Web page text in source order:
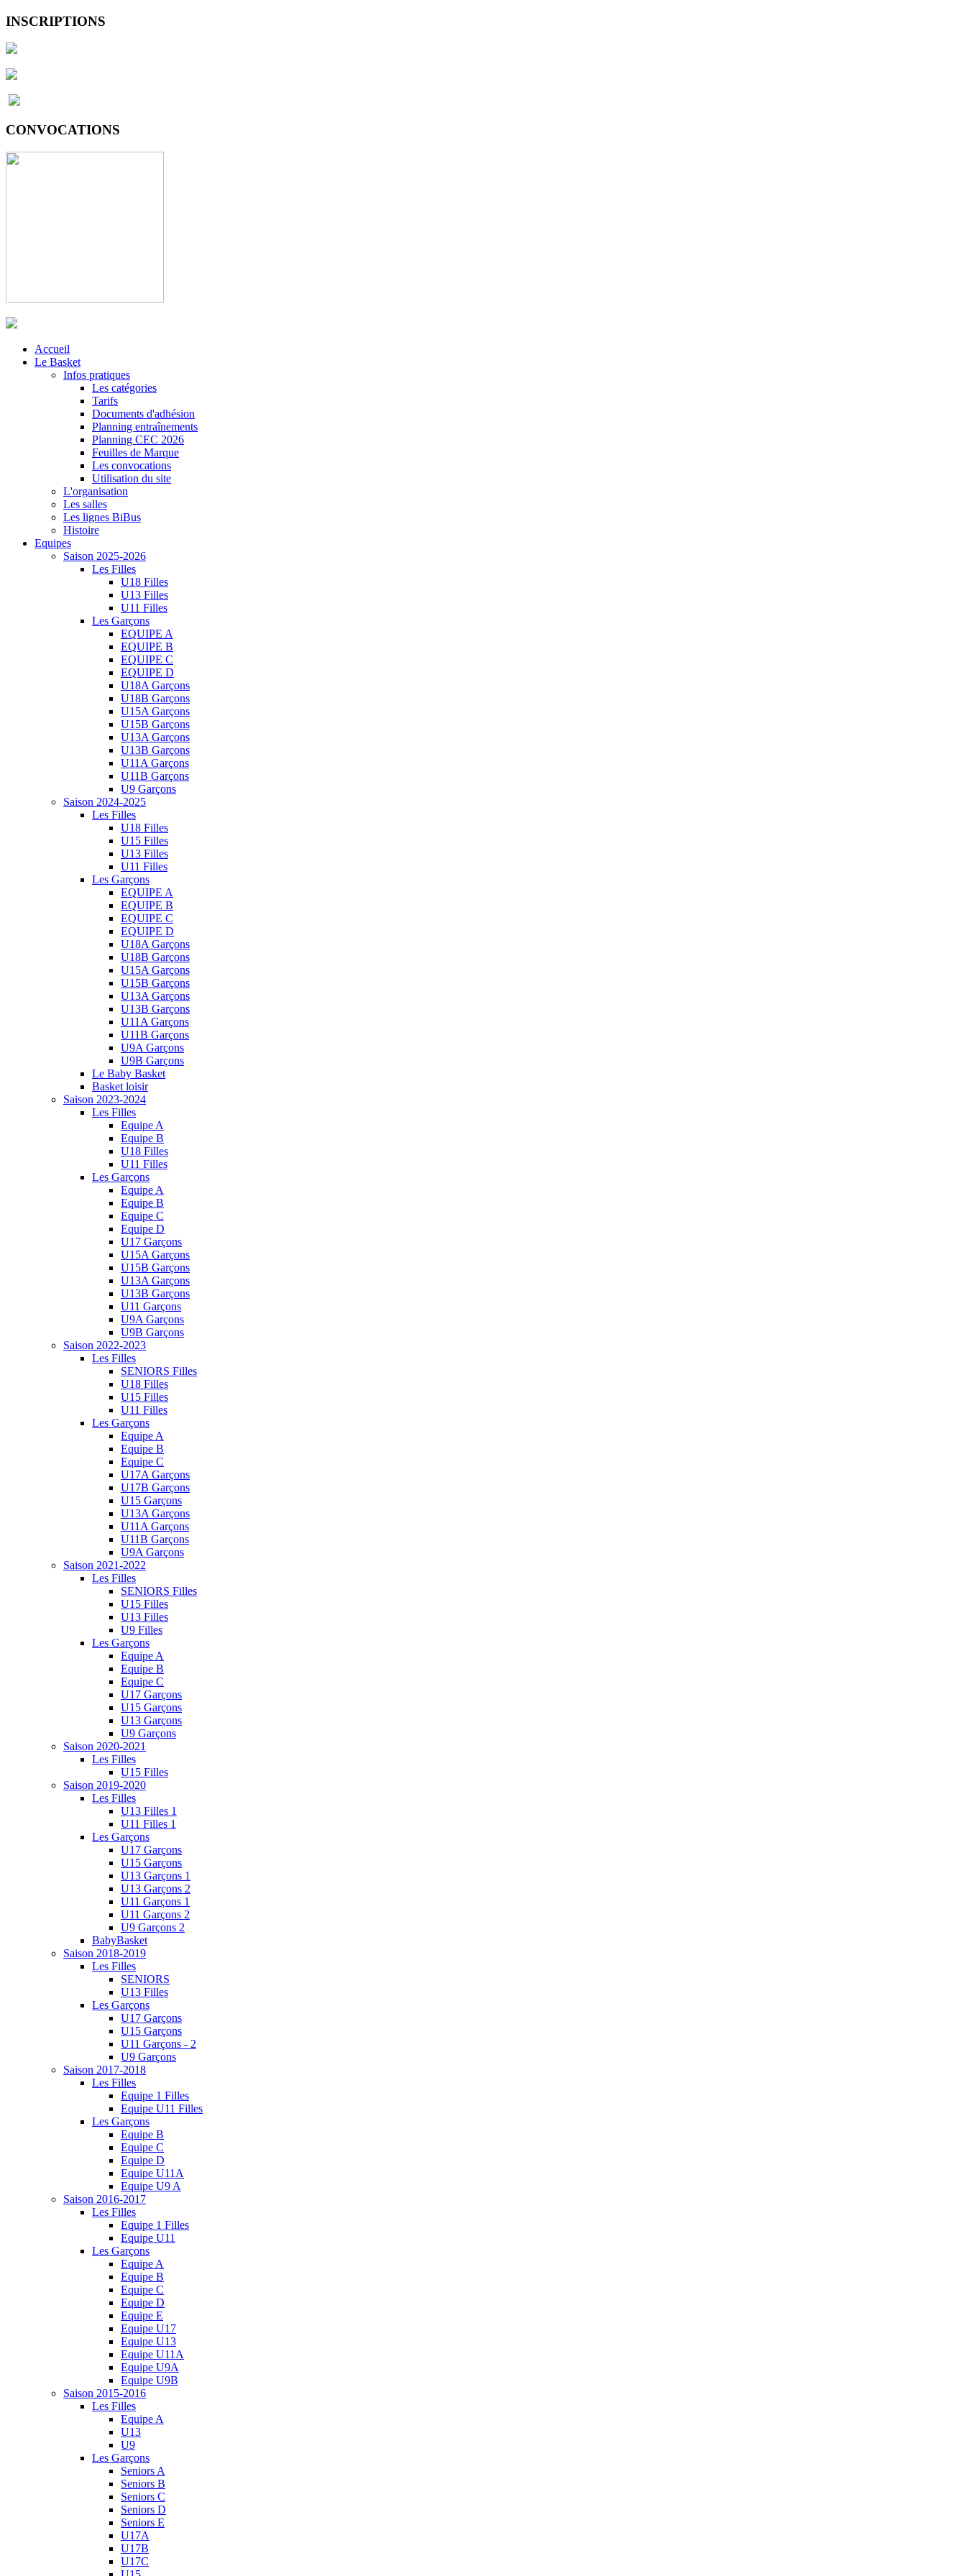
INSCRIPTIONS
CONVOCATIONS
Accueil
Le Basket
Infos pratiques
Les catégories
Tarifs
Documents d'adhésion
Planning entraînements
Planning CEC 2026
Feuilles de Marque
Les convocations
Utilisation du site
L'organisation
Les salles
Les lignes BiBus
Histoire
Equipes
Saison 2025-2026
Les Filles
U18 Filles
U13 Filles
U11 Filles
Les Garçons
EQUIPE A
EQUIPE B
EQUIPE C
EQUIPE D
U18A Garçons
U18B Garçons
U15A Garçons
U15B Garçons
U13A Garçons
U13B Garçons
U11A Garçons
U11B Garçons
U9 Garçons
Saison 2024-2025
Les Filles
U18 Filles
U15 Filles
U13 Filles
U11 Filles
Les Garçons
EQUIPE A
EQUIPE B
EQUIPE C
EQUIPE D
U18A Garçons
U18B Garçons
U15A Garçons
U15B Garçons
U13A Garçons
U13B Garçons
U11A Garçons
U11B Garçons
U9A Garçons
U9B Garçons
Le Baby Basket
Basket loisir
Saison 2023-2024
Les Filles
Equipe A
Equipe B
U18 Filles
U11 Filles
Les Garçons
Equipe A
Equipe B
Equipe C
Equipe D
U17 Garçons
U15A Garçons
U15B Garçons
U13A Garçons
U13B Garçons
U11 Garçons
U9A Garçons
U9B Garçons
Saison 2022-2023
Les Filles
SENIORS Filles
U18 Filles
U15 Filles
U11 Filles
Les Garçons
Equipe A
Equipe B
Equipe C
U17A Garçons
U17B Garçons
U15 Garçons
U13A Garçons
U11A Garçons
U11B Garçons
U9A Garçons
Saison 2021-2022
Les Filles
SENIORS Filles
U15 Filles
U13 Filles
U9 Filles
Les Garçons
Equipe A
Equipe B
Equipe C
U17 Garçons
U15 Garçons
U13 Garçons
U9 Garçons
Saison 2020-2021
Les Filles
U15 Filles
Saison 2019-2020
Les Filles
U13 Filles 1
U11 Filles 1
Les Garçons
U17 Garçons
U15 Garçons
U13 Garçons 1
U13 Garçons 2
U11 Garçons 1
U11 Garçons 2
U9 Garçons 2
BabyBasket
Saison 2018-2019
Les Filles
SENIORS
U13 Filles
Les Garçons
U17 Garçons
U15 Garçons
U11 Garçons - 2
U9 Garçons
Saison 2017-2018
Les Filles
Equipe 1 Filles
Equipe U11 Filles
Les Garçons
Equipe B
Equipe C
Equipe D
Equipe U11A
Equipe U9 A
Saison 2016-2017
Les Filles
Equipe 1 Filles
Equipe U11
Les Garçons
Equipe A
Equipe B
Equipe C
Equipe D
Equipe E
Equipe U17
Equipe U13
Equipe U11A
Equipe U9A
Equipe U9B
Saison 2015-2016
Les Filles
Equipe A
U13
U9
Les Garçons
Seniors A
Seniors B
Seniors C
Seniors D
Seniors E
U17A
U17B
U17C